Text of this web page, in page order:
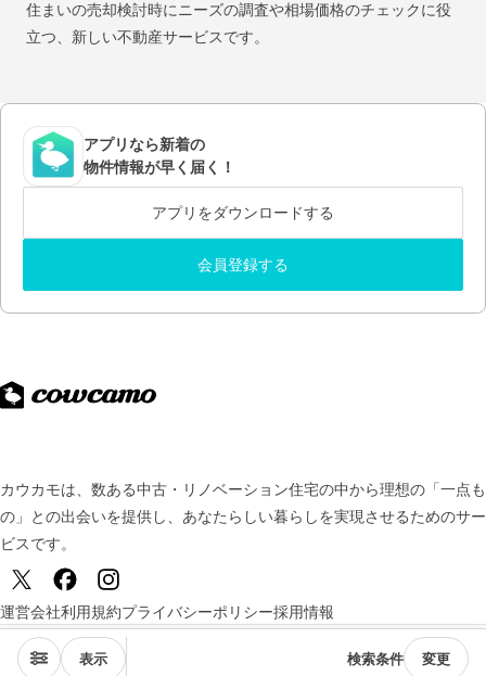
表示 検索条件 変更
住まいの売却検討時にニーズの調査や相場価格のチェックに役
立つ、新しい不動産サービスです。
アプリなら新着の
物件情報が早く届く！
アプリをダウンロードする
会員登録する
カウカモは、数ある中古・リノベーション住宅の中から理想の「一点も
の」との出会いを提供し、 あなたらしい暮らしを実現させるためのサー
ビスです。
運営会社利用規約プライバシーポリシー採用情報
© TSUKURUBA Inc. All rights reserved.